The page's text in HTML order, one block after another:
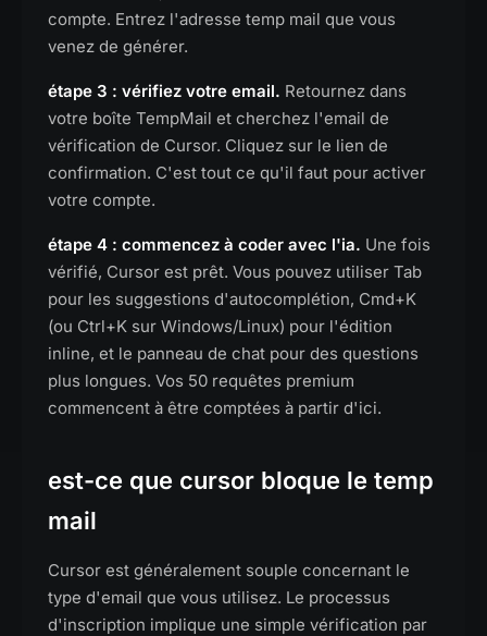
compte. Entrez l'adresse temp mail que vous
venez de générer.
étape 3 : vérifiez votre email. Retournez dans
votre boîte TempMail et cherchez l'email de
vérification de Cursor. Cliquez sur le lien de
confirmation. C'est tout ce qu'il faut pour activer
votre compte.
étape 4 : commencez à coder avec l'ia. Une fois
vérifié, Cursor est prêt. Vous pouvez utiliser Tab
pour les suggestions d'autocomplétion, Cmd+K
(ou Ctrl+K sur Windows/Linux) pour l'édition
inline, et le panneau de chat pour des questions
plus longues. Vos 50 requêtes premium
commencent à être comptées à partir d'ici.
est-ce que cursor bloque le temp
mail
Cursor est généralement souple concernant le
type d'email que vous utilisez. Le processus
d'inscription implique une simple vérification par